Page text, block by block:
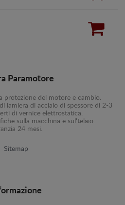
Paramotore
protezione del motore e cambio.
lamiera di acciaio di spessore di 2-3
di vernice elettrostatica.
sulla macchina e sul'telaio.
24 mesi.
Sitemap